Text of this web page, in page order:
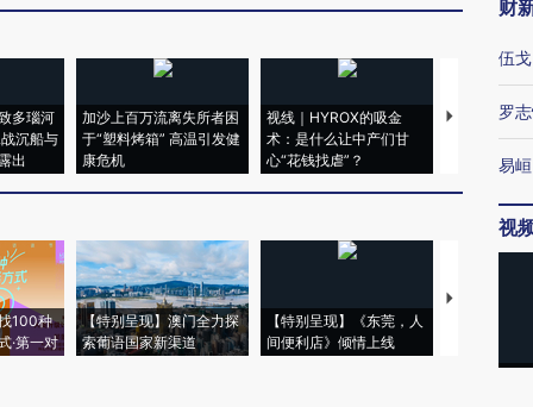
多瑙河
沉船与
出
加沙上百万流离失所者困
于“塑料烤箱” 高温引发健
康危机
视线｜HYROX的吸金
术：是什么让中产们甘
心“花钱找虐”？
马航飞行员
粒摇头丸
100种
·第一对
【特别呈现】澳门全力探
索葡语国家新渠道
【特别呈现】《东莞，人
间便利店》倾情上线
【推广】走
财
伍戈
罗
易峘
视